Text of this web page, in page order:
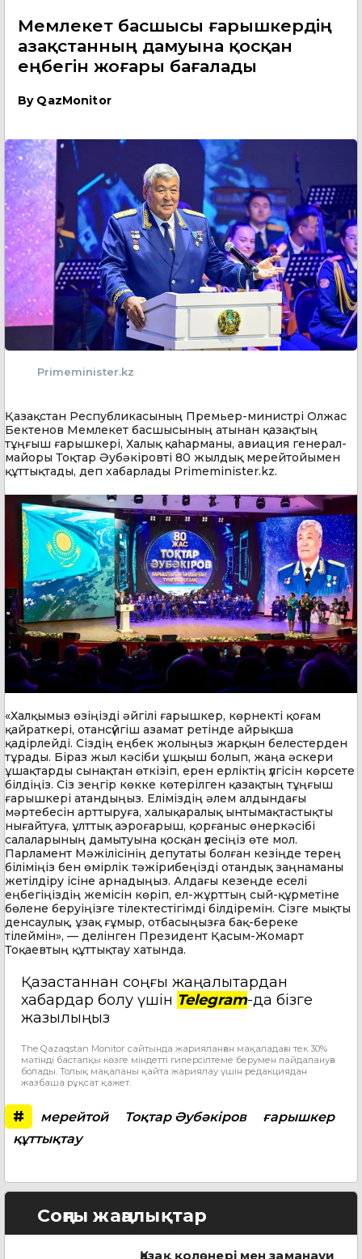
Мемлекет басшысы ғарышкердің
Қазақстанның дамуына қосқан
еңбегін жоғары бағалады
By QazMonitor
Primeminister.kz
Қазақстан Республикасының Премьер-министрі Олжас
Бектенов Мемлекет басшысының атынан қазақтың
тұңғыш ғарышкері, Халық қаһарманы, авиация генерал-
майоры Тоқтар Әубәкіровті 80 жылдық мерейтойымен
құттықтады, деп хабарлады Primeminister.kz.
«Халқымыз өзіңізді әйгілі ғарышкер, көрнекті қоғам
қайраткері, отансүйгіш азамат ретінде айрықша
қадірлейді. Сіздің еңбек жолыңыз жарқын белестерден
тұрады. Біраз жыл кәсіби ұшқыш болып, жаңа әскери
ұшақтарды сынақтан өткізіп, ерен ерліктің үлгісін көрсете
білдіңіз. Сіз зеңгір көкке көтерілген қазақтың тұңғыш
ғарышкері атандыңыз. Еліміздің әлем алдындағы
мәртебесін арттыруға, халықаралық ынтымақтастықты
нығайтуға, ұлттық аэроғарыш, қорғаныс өнеркәсібі
салаларының дамытуына қосқан үлесіңіз өте мол.
Парламент Мәжілісінің депутаты болған кезіңде терең
біліміңіз бен өмірлік тәжірибеңізді отандық заңнаманы
жетілдіру ісіне арнадыңыз. Алдағы кезеңде еселі
еңбегіңіздің жемісін көріп, ел-жұрттың сый-құрметіне
бөлене беруіңізге тілектестігімді білдіремін. Сізге мықты
денсаулық, ұзақ ғұмыр, отбасыңызға бақ-береке
тілеймін», — делінген Президент Қасым-Жомарт
Тоқаевтың құттықтау хатында.
Қазақстаннан соңғы жаңалықтардан
хабардар болу үшін Telegram-да бізге
жазылыңыз
The Qazaqstan Monitor сайтында жарияланған мақаладағы тек 30%
мәтінді бастапқы көзге міндетті гиперсілтеме берумен пайдалануға
болады. Толық мақаланы қайта жариялау үшін редакциядан
жазбаша рұқсат қажет.
# мерейтой Тоқтар Әубәкіров
ғарышкер
құттықтау
Соңғы жаңалықтар
Қазақ қолөнері мен заманауи